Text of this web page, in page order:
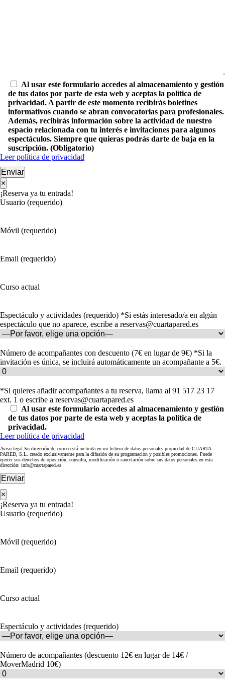
Al usar este formulario accedes al almacenamiento y gestión
de tus datos por parte de esta web y aceptas la política de
privacidad. A partir de este momento recibirás boletines
informativos cuando se abran convocatorias para profesionales.
Además, recibirás información sobre la actividad de nuestro
espacio relacionada con tu interés e invitaciones para algunos
espectáculos. Siempre que quieras podrás darte de baja en la
suscripción. (Obligatorio)
Leer política de privacidad
Enviar
×
¡Reserva ya tu entrada!
Usuario (requerido)
Móvil (requerido)
Email (requerido)
Curso actual
Espectáculo y actividades (requerido) *Si estás interesado/a en algún
espectáculo que no aparece, escribe a reservas@cuartapared.es
Número de acompañantes con descuento (7€ en lugar de 9€) *Si la
invitación es única, se incluirá automáticamente un acompañante a 5€.
*Si quieres añadir acompañantes a tu reserva, llama al 91 517 23 17
ext. 1 o escribe a reservas@cuartapared.es
Al usar este formulario accedes al almacenamiento y gestión
de tus datos por parte de esta web y aceptas la política de
privacidad.
Leer política de privacidad
Aviso legal:Su dirección de correo está incluida en un fichero de datos personales propiedad de CUARTA
PARED, S.L. creado exclusivamente para la difusión de su programación y posibles promociones. Puede
ejercer sus derechos de oposición, consulta, modificación o cancelación sobre sus datos personales en esta
dirección: info@cuartapared.es
Enviar
×
¡Reserva ya tu entrada!
Usuario (requerido)
Móvil (requerido)
Email (requerido)
Curso actual
Espectáculo y actividades (requerido)
Número de acompañantes (descuento 12€ en lugar de 14€ /
MoverMadrid 10€)